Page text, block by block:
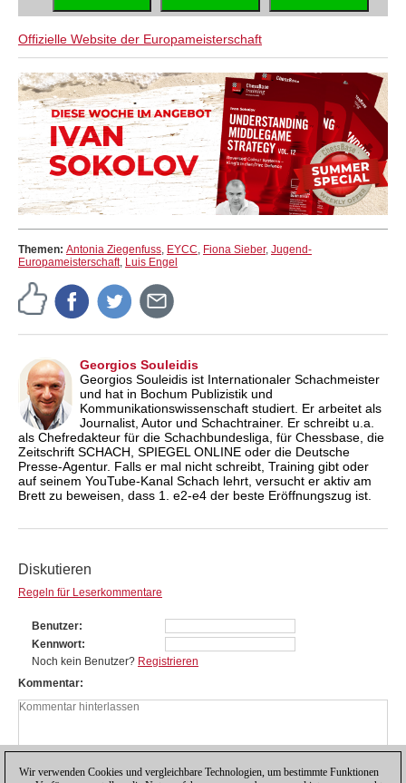
Offizielle Website der Europameisterschaft
Themen: Antonia Ziegenfuss, EYCC, Fiona Sieber, Jugend-
Europameisterschaft, Luis Engel
Georgios Souleidis
Georgios Souleidis ist Internationaler Schachmeister
und hat in Bochum Publizistik und
Kommunikationswissenschaft studiert. Er arbeitet als
Journalist, Autor und Schachtrainer. Er schreibt u.a.
als Chefredakteur für die Schachbundesliga, für Chessbase, die
Zeitschrift SCHACH, SPIEGEL ONLINE oder die Deutsche
Presse-Agentur. Falls er mal nicht schreibt, Training gibt oder
auf seinem YouTube-Kanal Schach lehrt, versucht er aktiv am
Brett zu beweisen, dass 1. e2-e4 der beste Eröffnungszug ist.
Diskutieren
Regeln für Leserkommentare
Benutzer
Kennwort
Noch kein Benutzer? Registrieren
Kommentar
Wir verwenden Cookies und vergleichbare Technologien, um bestimmte Funktionen